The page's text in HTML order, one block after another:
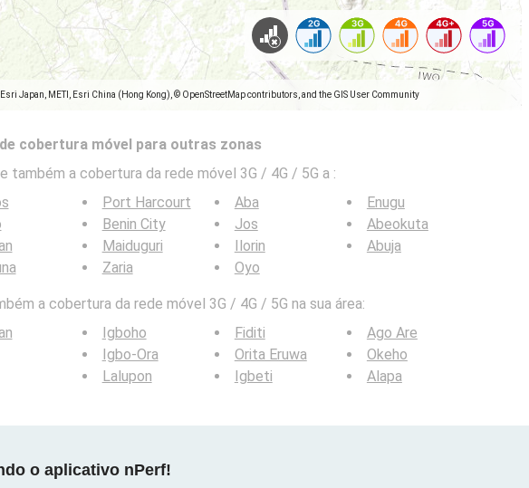
Japan, METI, Esri China (Hong Kong), © OpenStreetMap contributors, and the GIS User Community
cobertura móvel para outras zonas
também a cobertura da rede móvel 3G / 4G / 5G a :
Port Harcourt
Benin City
Maiduguri
Zaria
Aba
Jos
Ilorin
Oyo
Enugu
Abeokuta
Abuja
a cobertura da rede móvel 3G / 4G / 5G na sua área:
Igboho
Igbo-Ora
Lalupon
Fiditi
Orita Eruwa
Igbeti
Ago Are
Okeho
Alapa
o aplicativo nPerf!